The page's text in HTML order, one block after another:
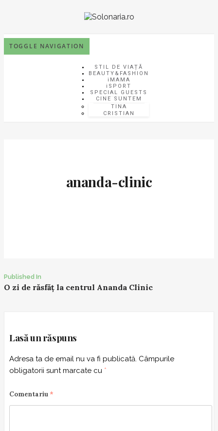
TOGGLE NAVIGATION
STIL DE VIAȚĂ
BEAUTY&FASHION
iMAMA
iSPORT
SPECIAL GUESTS
CINE SUNTEM
TINA
CRISTIAN
ananda-clinic
P
n
Published In
O zi de răsfăț la centrul Ananda Clinic
Lasă un răspuns
Adresa ta de email nu va fi publicată. Câmpurile
obligatorii sunt marcate cu *
Comentariu *